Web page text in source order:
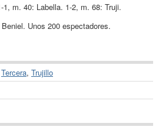
1, m. 40: Labella. 1-2, m. 68: Truji.
Unos 200 espectadores.
Tercera, Trujillo